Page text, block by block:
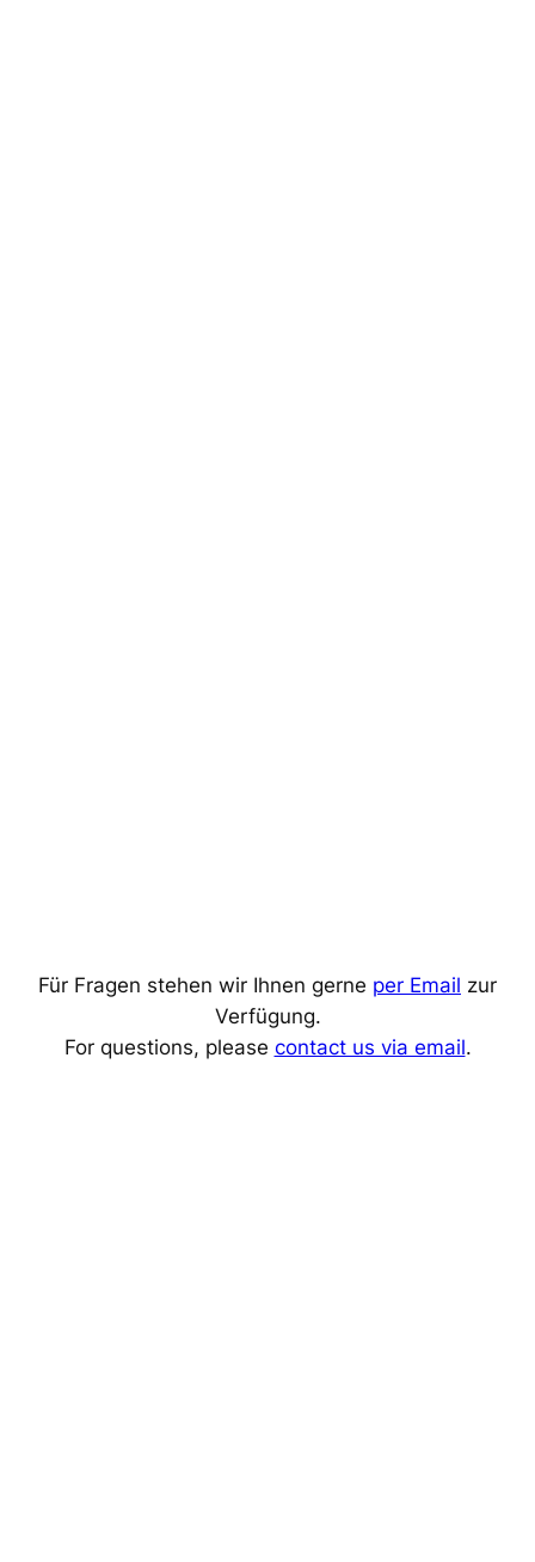
Für Fragen stehen wir Ihnen gerne per Email zur
Verfügung.
For questions, please contact us via email.